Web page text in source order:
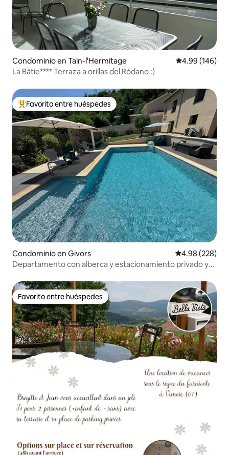
Condominio en Tain-l'Hermitage Calificación
4.99 (146)
La Bâtie**** Terraza a orillas del Ródano :)
De los mejores en Favorito entre huéspedes
Favorito entre huéspedes
Condominio en Givors Calificación
4.98 (228)
Departamento con alberca y estacionamiento privado y
Favorito entre huéspedes
Favorito entre huéspedes